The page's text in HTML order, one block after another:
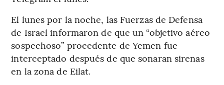
El lunes por la noche, las Fuerzas de Defensa
de Israel informaron de que un “objetivo aéreo
sospechoso” procedente de Yemen fue
interceptado después de que sonaran sirenas
en la zona de Eilat.